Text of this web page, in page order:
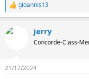
R
e
c
s
gioannis13
jerry
Concorde-Class-
21/12/2024